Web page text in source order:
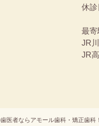
休診
最寄
JR
JR
医者ならアモール歯科・矯正歯科